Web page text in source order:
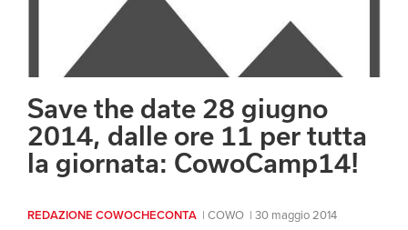
FORMAZIONE
SEDE LEGALE
CONTATTI
Save the date 28 giugno
2014, dalle ore 11 per tutta
la giornata: CowoCamp14!
REDAZIONE COWOCHECONTA COWO 30 maggio 2014